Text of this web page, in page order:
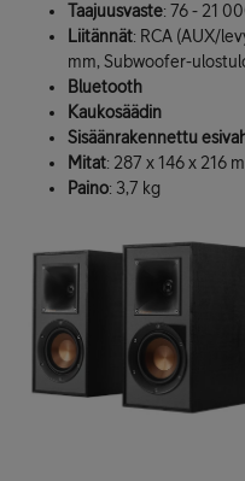
Taajuusvaste: 76 - 21
Liitännät: RCA (AUX/
mm, Subwoofer-
Bluetooth
Kaukosäädin
Sisäänrakennettu
Mitat: 287 x 146 x 216
Paino: 3,7 kg